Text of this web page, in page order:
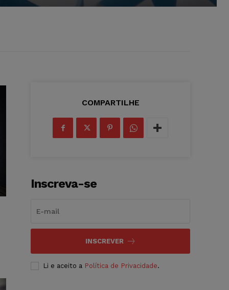
COMPARTILHE
Inscreva-se
INSCREVER
Li e aceito a Política de Privacidade.